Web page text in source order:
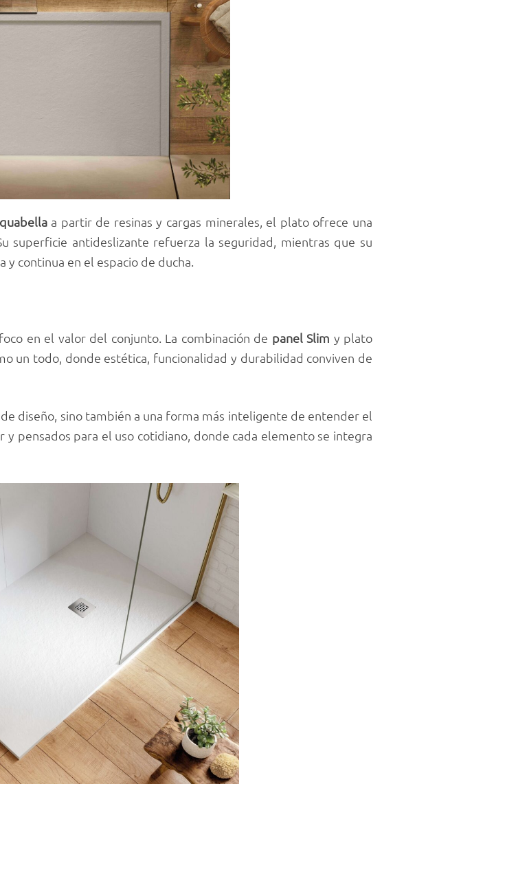
a partir de resinas y cargas minerales, el plato ofrece una
superficie antideslizante refuerza la seguridad, mientras que su
continua en el espacio de ducha.
en el valor del conjunto. La combinación de panel Slim y plato
un todo, donde estética, funcionalidad y durabilidad conviven de
diseño, sino también a una forma más inteligente de entender el
pensados para el uso cotidiano, donde cada elemento se integra